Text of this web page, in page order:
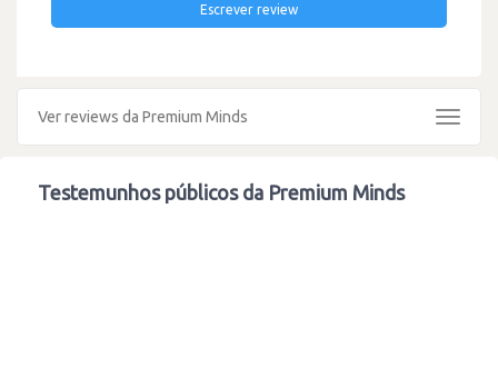
Escrever review
Ver reviews da Premium Minds
Toggle
Testemunhos públicos da Premium Minds